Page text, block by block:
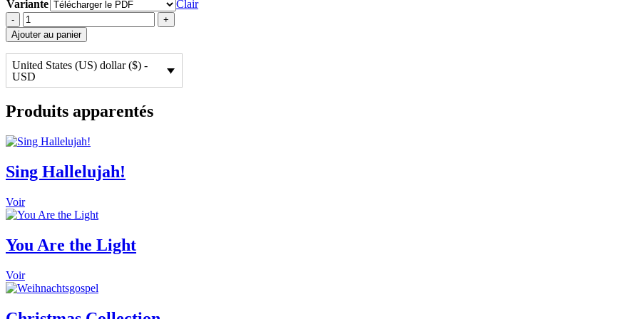
Variante Clair
-
NEU:
Sanctus
(from
Kyrie
-
A
Mass)
quantité
+
Ajouter au panier
United States (US) dollar ($) -
USD
Produits apparentés
Sing Hallelujah!
Voir
You Are the Light
Voir